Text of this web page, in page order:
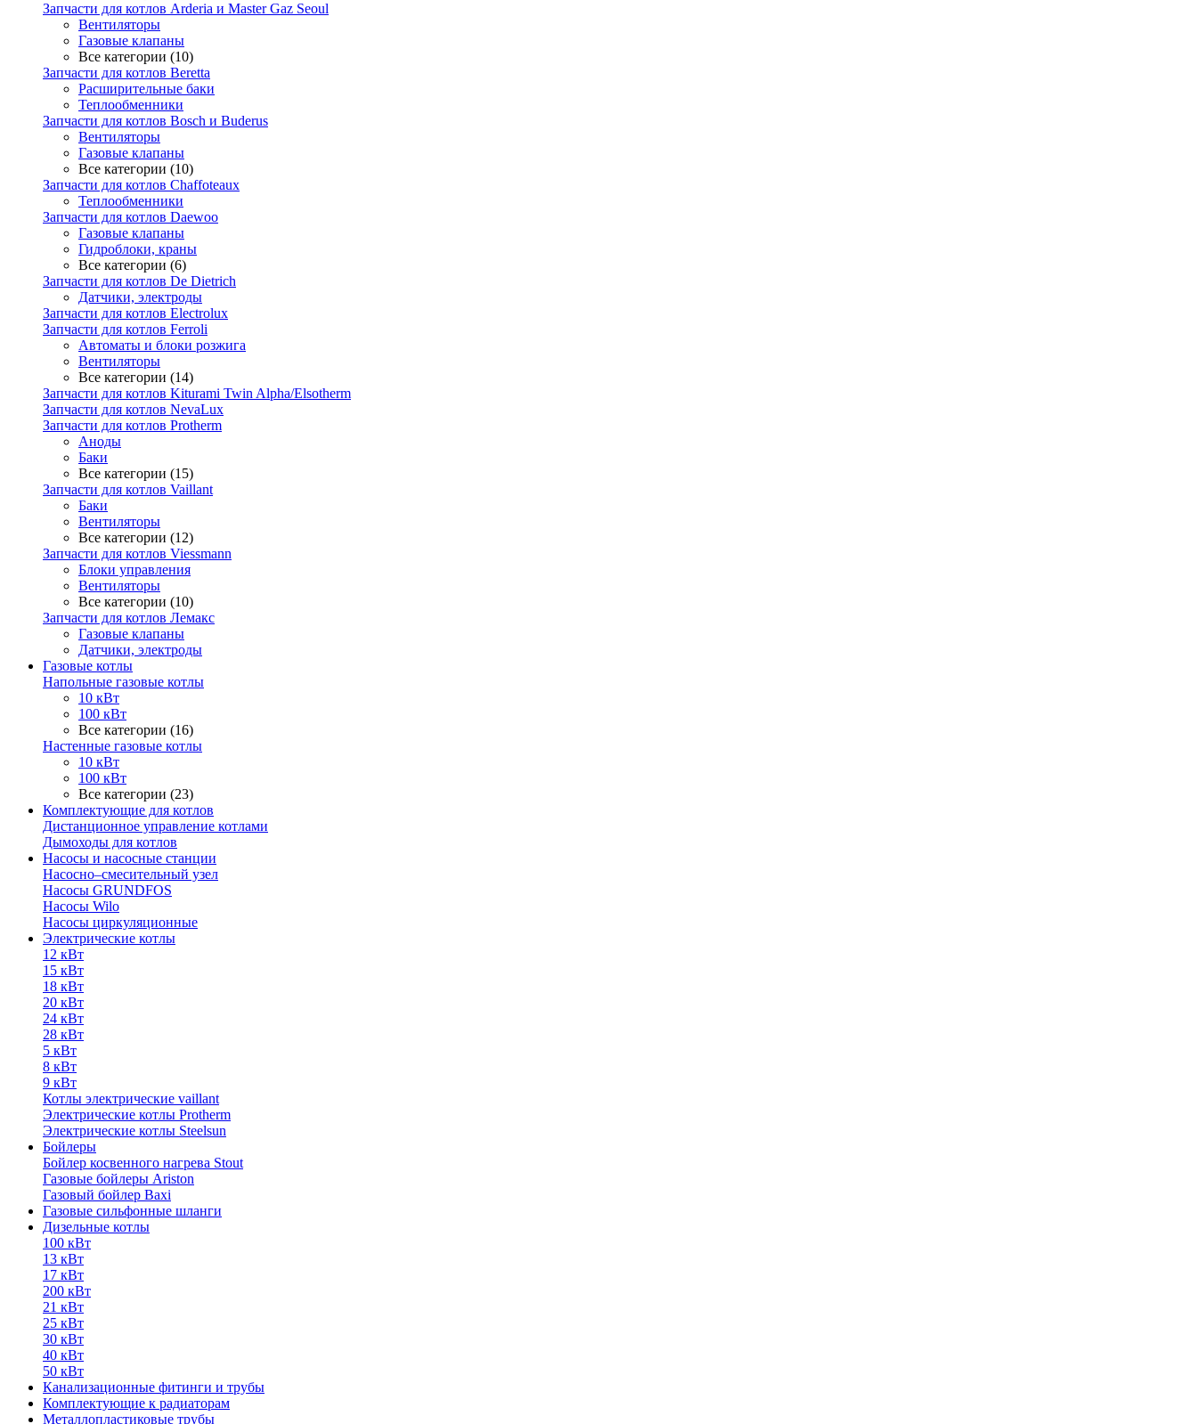
Запчасти для котлов Arderia и Master Gaz Seoul
Вентиляторы
Газовые клапаны
Все категории (10)
Запчасти для котлов Beretta
Расширительные баки
Теплообменники
Запчасти для котлов Bosch и Buderus
Вентиляторы
Газовые клапаны
Все категории (10)
Запчасти для котлов Chaffoteaux
Теплообменники
Запчасти для котлов Daewoo
Газовые клапаны
Гидроблоки, краны
Все категории (6)
Запчасти для котлов De Dietrich
Датчики, электроды
Запчасти для котлов Electrolux
Запчасти для котлов Ferroli
Автоматы и блоки розжига
Вентиляторы
Все категории (14)
Запчасти для котлов Kiturami Twin Alpha/Elsotherm
Запчасти для котлов NevaLux
Запчасти для котлов Protherm
Аноды
Баки
Все категории (15)
Запчасти для котлов Vaillant
Баки
Вентиляторы
Все категории (12)
Запчасти для котлов Viessmann
Блоки управления
Вентиляторы
Все категории (10)
Запчасти для котлов Лемакс
Газовые клапаны
Датчики, электроды
Газовые котлы
Напольные газовые котлы
10 кВт
100 кВт
Все категории (16)
Настенные газовые котлы
10 кВт
100 кВт
Все категории (23)
Комплектующие для котлов
Дистанционное управление котлами
Дымоходы для котлов
Насосы и насосные станции
Насосно–смесительный узел
Насосы GRUNDFOS
Насосы Wilo
Насосы циркуляционные
Электрические котлы
12 кВт
15 кВт
18 кВт
20 кВт
24 кВт
28 кВт
5 кВт
8 кВт
9 кВт
Котлы электрические vaillant
Электрические котлы Protherm
Электрические котлы Steelsun
Бойлеры
Бойлер косвенного нагрева Stout
Газовые бойлеры Ariston
Газовый бойлер Baxi
Газовые сильфонные шланги
Дизельные котлы
100 кВт
13 кВт
17 кВт
200 кВт
21 кВт
25 кВт
30 кВт
40 кВт
50 кВт
Канализационные фитинги и трубы
Комплектующие к радиаторам
Металлопластиковые трубы